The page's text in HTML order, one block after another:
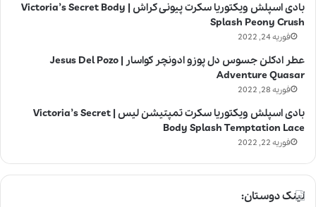
بادی اسپلش ویکتوریا سکرت پیونی کراش | Victoria’s Secret Body
Splash Peony Crush
فوریه 24, 2022
عطر ادکلن جسوس دل پوزو ادونچر کواسار | Jesus Del Pozo
Adventure Quasar
فوریه 28, 2022
بادی اسپلش ویکتوریا سکرت تمپتیشن لیس | Victoria’s Secret
Body Splash Temptation Lace
فوریه 22, 2022
لینک دوستان: